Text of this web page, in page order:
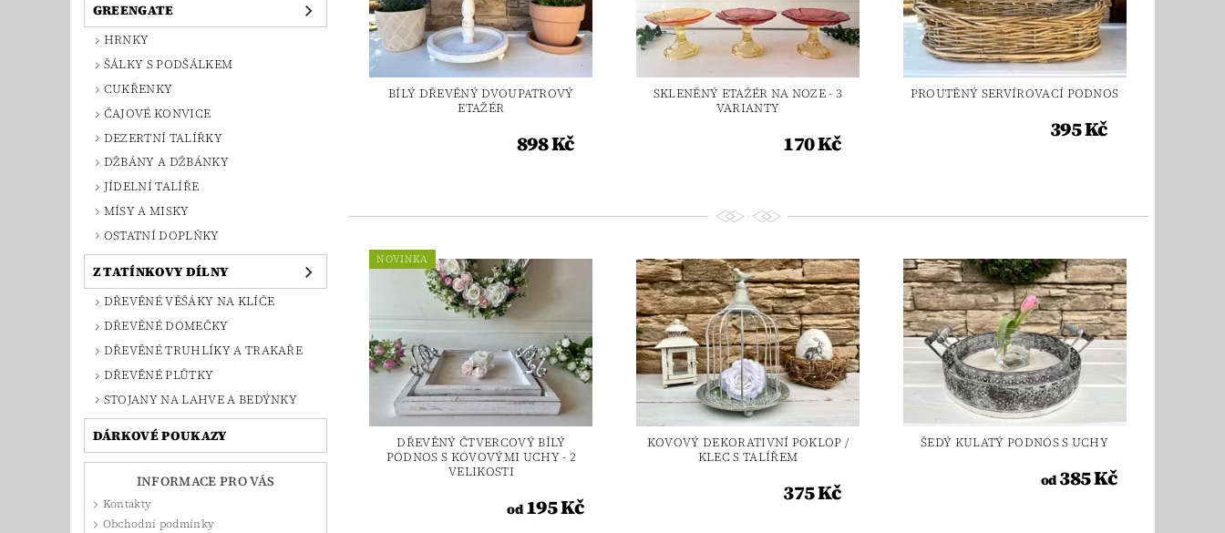
GREENGATE
HRNKY
ŠÁLKY S PODŠÁLKEM
CUKŘENKY
ČAJOVÉ KONVICE
DEZERTNÍ TALÍŘKY
DŽBÁNY A DŽBÁNKY
JÍDELNÍ TALÍŘE
MÍSY A MISKY
OSTATNÍ DOPLŇKY
Z TATÍNKOVY DÍLNY
DŘEVĚNÉ VĚŠÁKY NA KLÍČE
DŘEVĚNÉ DOMEČKY
DŘEVĚNÉ TRUHLÍKY A TRAKAŘE
DŘEVĚNÉ PLŮTKY
STOJANY NA LAHVE A BEDÝNKY
DÁRKOVÉ POUKAZY
INFORMACE PRO VÁS
Kontakty
Obchodní podmínky
BÍLÝ DŘEVĚNÝ DVOUPATROVÝ
ETAŽÉR
898 Kč
SKLENĚNÝ ETAŽÉR NA NOZE - 3
VARIANTY
170 Kč
PROUTĚNÝ SERVÍROVACÍ PODNOS
395 Kč
NOVINKA
DŘEVĚNÝ ČTVERCOVÝ BÍLÝ
PODNOS S KOVOVÝMI UCHY - 2
VELIKOSTI
od195 Kč
KOVOVÝ DEKORATIVNÍ POKLOP /
KLEC S TALÍŘEM
375 Kč
ŠEDÝ KULATÝ PODNOS S UCHY
od385 Kč